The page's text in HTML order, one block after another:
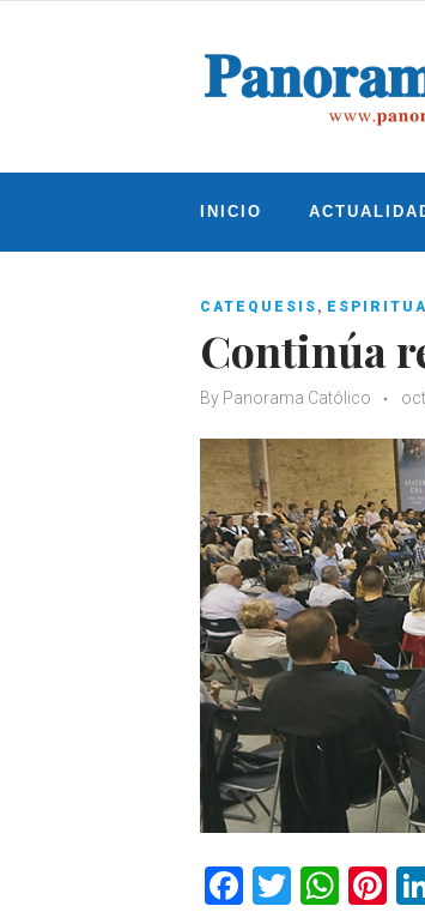
INICIO
CATEQUESIS ,
Continúa
By Panorama Católico
Facebook